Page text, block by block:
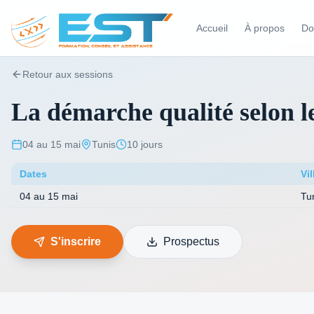
Accueil À propos
Retour aux sessions
La démarche qualité selon
04 au 15 mai Tunis 10 jours
Dates
04 au 15 mai
S'inscrire Prospectus